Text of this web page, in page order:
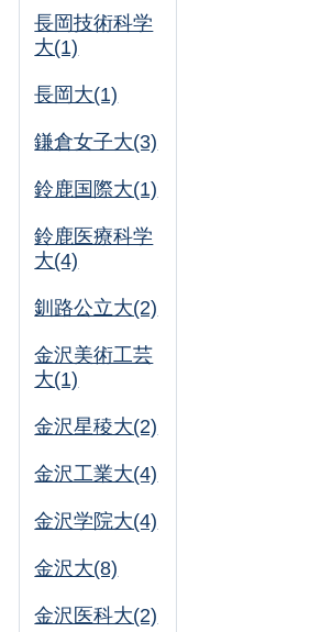
長岡技術科学
大(1)
長岡大(1)
鎌倉女子大(3)
鈴鹿国際大(1)
鈴鹿医療科学
大(4)
釧路公立大(2)
金沢美術工芸
大(1)
金沢星稜大(2)
金沢工業大(4)
金沢学院大(4)
金沢大(8)
金沢医科大(2)